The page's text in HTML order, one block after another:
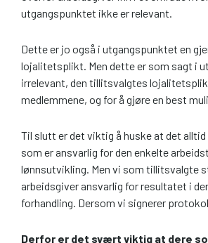
utgangspunktet ikke er relevant.
Dette er jo også i utgangspunktet en
lojalitetsplikt. Men dette er som sagt i
irrelevant, den tillitsvalgtes
medlemmene, og for å gjøre en best
Til slutt er det viktig å huske at det
som er ansvarlig for den enkelte
lønnsutvikling. Men vi som tillitsvalgte
arbeidsgiver ansvarlig for resultatet i
forhandling. Dersom vi signerer
Derfor er det svært viktig at dere